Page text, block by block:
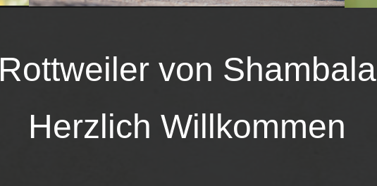
Rottweiler von Shambala
Herzlich Willkommen